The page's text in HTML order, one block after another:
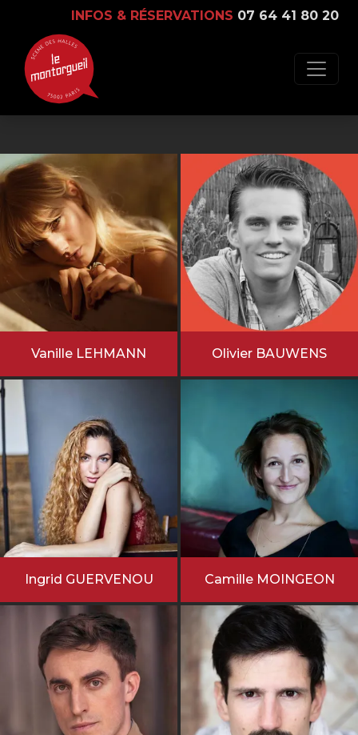
INFOS & RÉSERVATIONS 07 64 41 80 20
Vanille LEHMANN Olivier BAUWENS
Ingrid GUERVENOU Camille MOINGEON